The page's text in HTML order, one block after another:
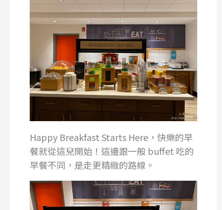
Happy Breakfast Starts Here，快樂的早
餐就從這兒開始！這邊跟一般 buffet 吃的
早餐不同，是走更精緻的路線。